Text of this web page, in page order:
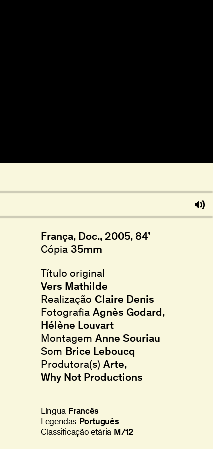
França, Doc., 2005, 84’
Cópia 35mm
Título original
Vers Mathilde
Realização Claire Denis
Fotografia Agnès Godard
Hélène Louvart
Montagem Anne Souriau
Som Brice Leboucq
Produtora(s) Arte
Why Not Productions
Língua Francês
Legendas Português
Classificação etária M/12